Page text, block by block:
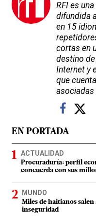
RFI es
difundida
en 15
cortas en
destino
Internet y
que
asociadas
EN PORTADA
ACTUALIDAD
Procuraduría: perfil
concuerda con sus
MUNDO
Miles de haitianos
inseguridad